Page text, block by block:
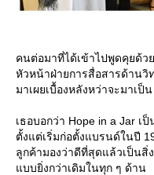
คนต่อมาที่ได้เข้าไปพูดคุยด้ว
หัวหน้าฝ่ายการสื่อสารด้านวิ
มาเผยเบื้องหลังหว่าจะมาเป็
เธอบอกว่า Hope in a Jar
ตั้งแต่เริ่มก่อตั้งแบรนด์ในปี
ลูกค้ามองว่าดีที่สุดแล้วเป็นสิ่
บบยิ่งกว่าเดิมในทุก ๆ ด้าน